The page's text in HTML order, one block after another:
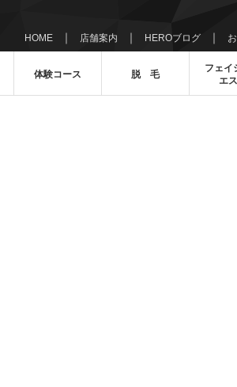
HOME ｜ 店舗案内 ｜ HEROブログ ｜
体験コース 脱 毛
フェイ
エ